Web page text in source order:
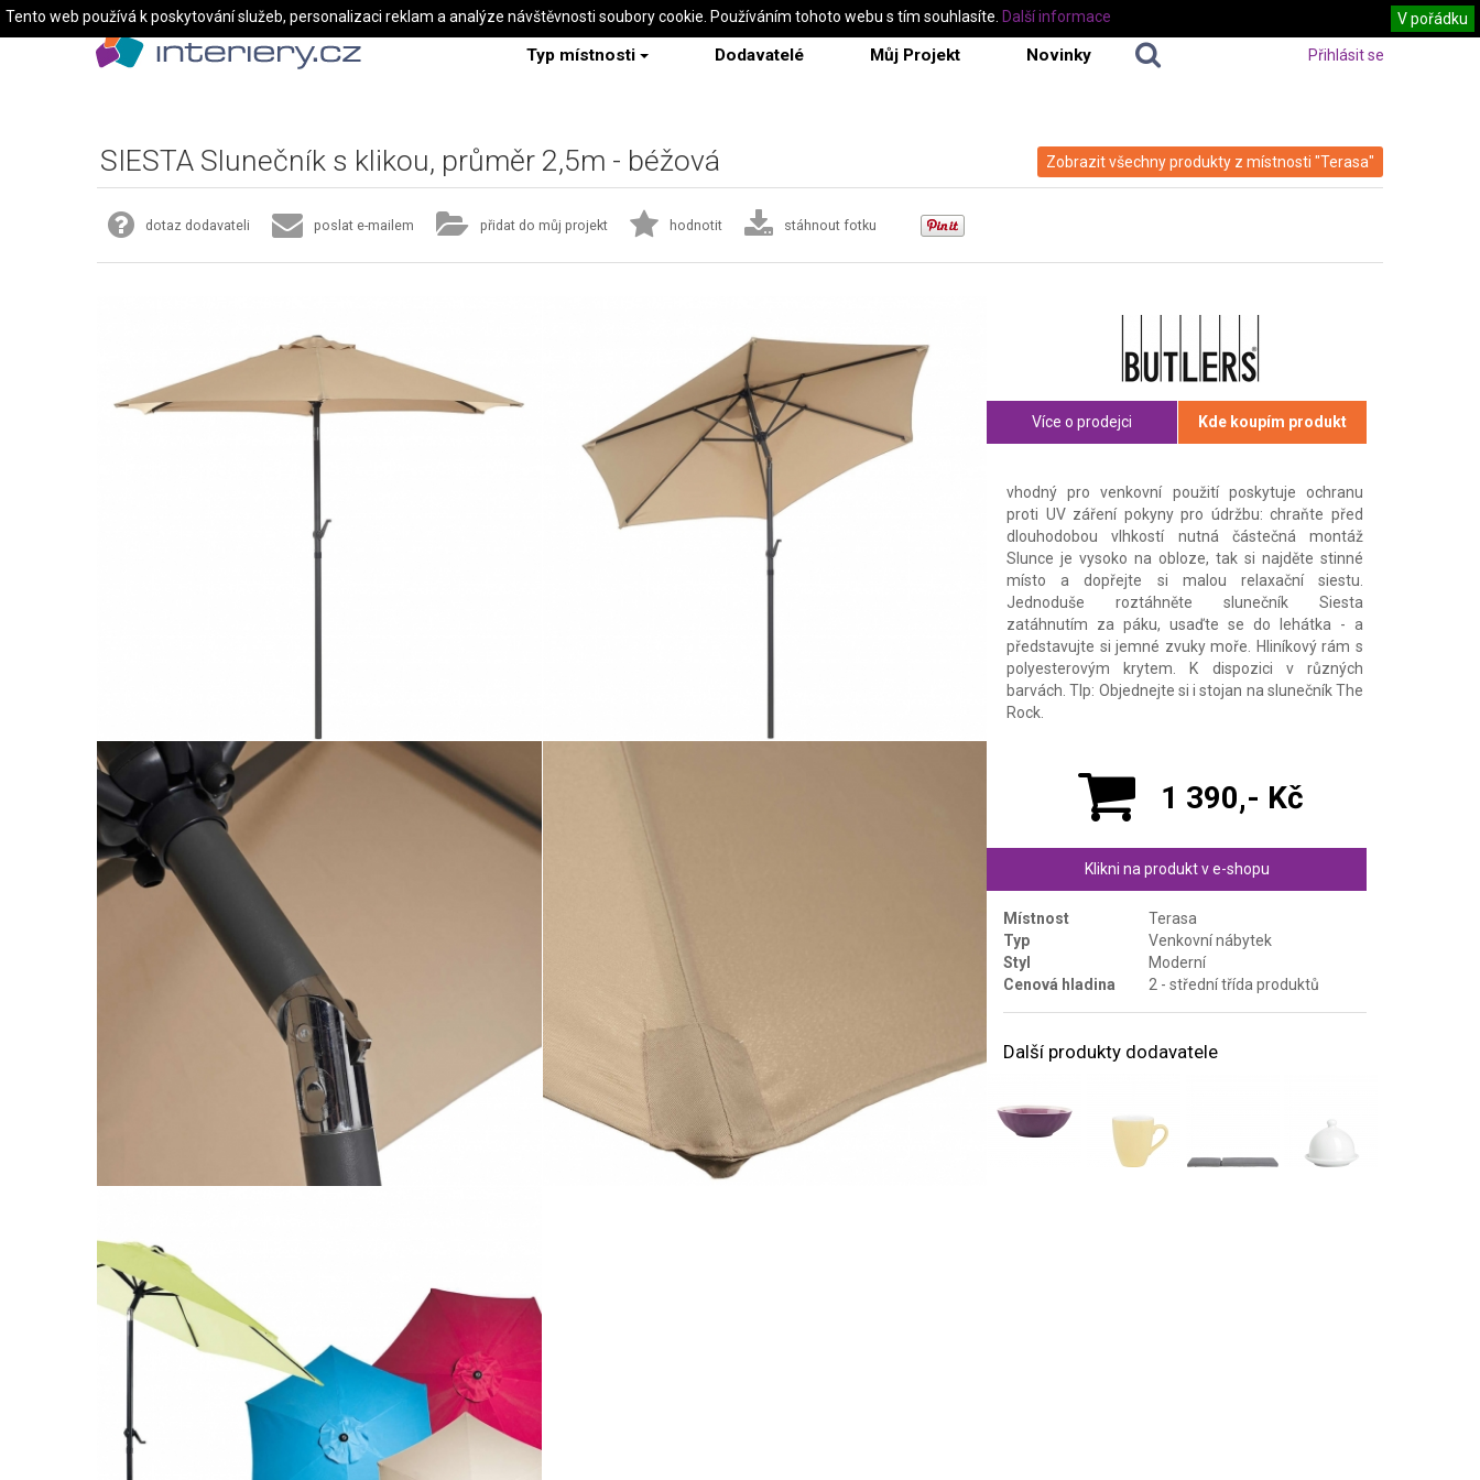
Typ místnosti Dodavatelé Můj Projekt Novinky Přihlásit se
Zobrazit všechny produkty z místnosti "Terasa"
SIESTA Slunečník s klikou, průměr 2,5m - béžová
dotaz dodavateli poslat e-mailem přidat do můj projekt hodnotit stáhnout fotku
Více o prodejci Kde koupím produkt
vhodný pro venkovní použití poskytuje ochranu
proti UV záření pokyny pro údržbu: chraňte před
dlouhodobou vlhkostí nutná částečná montáž
Slunce je vysoko na obloze, tak si najděte stinné
místo a dopřejte si malou relaxační siestu.
Jednoduše roztáhněte slunečník Siesta
zatáhnutím za páku, usaďte se do lehátka - a
představujte si jemné zvuky moře. Hliníkový rám s
polyesterovým krytem. K dispozici v různých
barvách. TIp: Objednejte si i stojan na slunečník The
Rock.
1 390,- Kč
Klikni na produkt v e-shopu
Místnost
Terasa
Typ
Venkovní nábytek
Styl
Moderní
Cenová hladina
2 - střední třída produktů
Další produkty dodavatele
Tento web používá k poskytování služeb, personalizaci reklam a analýze návštěvnosti soubory cookie. Používáním tohoto webu s tím souhlasíte. V pořádku
Další informace